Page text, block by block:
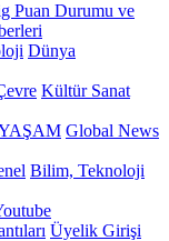
Puan Durumu ve
Dünya
Kültür Sanat
Global News
Bilim, Teknoloji
Üyelik Girişi